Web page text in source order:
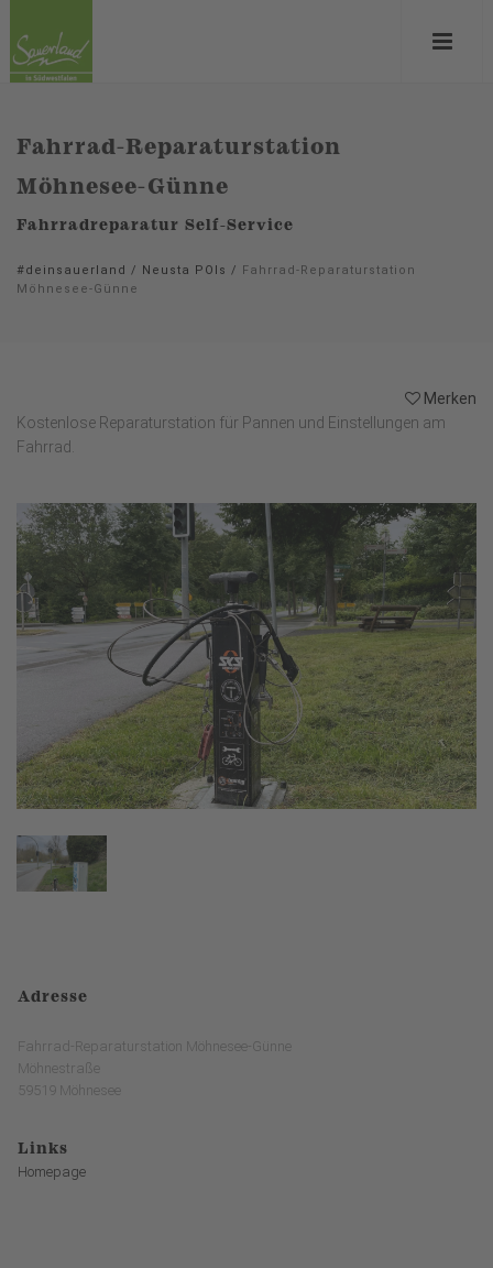
Fahrrad-Reparaturstation
Möhnesee-Günne
Fahrradreparatur Self-Service
#deinsauerland / Neusta POIs / Fahrrad-Reparaturstation
Möhnesee-Günne
Merken
Kostenlose Reparaturstation für Pannen und Einstellungen am
Fahrrad.
Adresse
Fahrrad-Reparaturstation Möhnesee-Günne
Möhnestraße
59519 Möhnesee
Links
Homepage